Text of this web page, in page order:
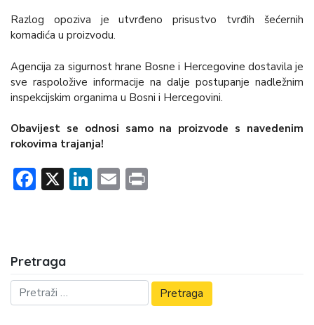
Razlog opoziva je utvrđeno prisustvo tvrđih šećernih
komadića u proizvodu.
Agencija za sigurnost hrane Bosne i Hercegovine dostavila je
sve raspoložive informacije na dalje postupanje nadležnim
inspekcijskim organima u Bosni i Hercegovini.
Obavijest se odnosi samo na proizvode s navedenim
rokovima trajanja!
Facebook
X LinkedIn
Email
Pretraga